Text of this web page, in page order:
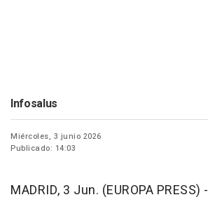
Infosalus
Miércoles, 3 junio 2026
Publicado: 14:03
MADRID, 3 Jun. (EUROPA PRESS) -